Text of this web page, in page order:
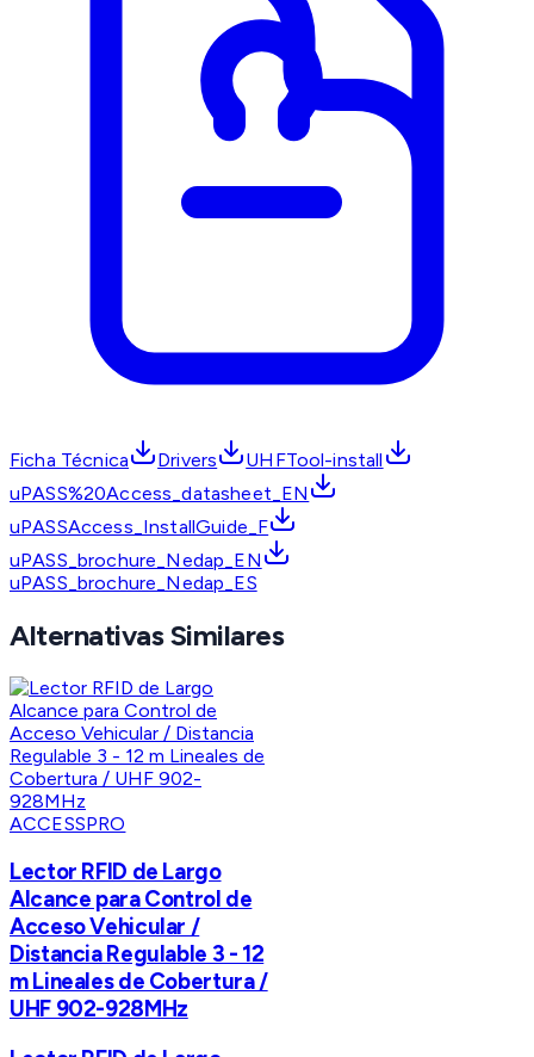
Ficha Técnica Drivers
UHFTool-install
uPASS%20Access_datasheet_EN
uPASSAccess_InstallGuide_F
uPASS_brochure_Nedap_EN
uPASS_brochure_Nedap_ES
Alternativas Similares
ACCESSPRO
Lector RFID de Largo
Alcance para Control de
Acceso Vehicular /
Distancia Regulable 3 - 12
m Lineales de Cobertura /
UHF 902-928MHz